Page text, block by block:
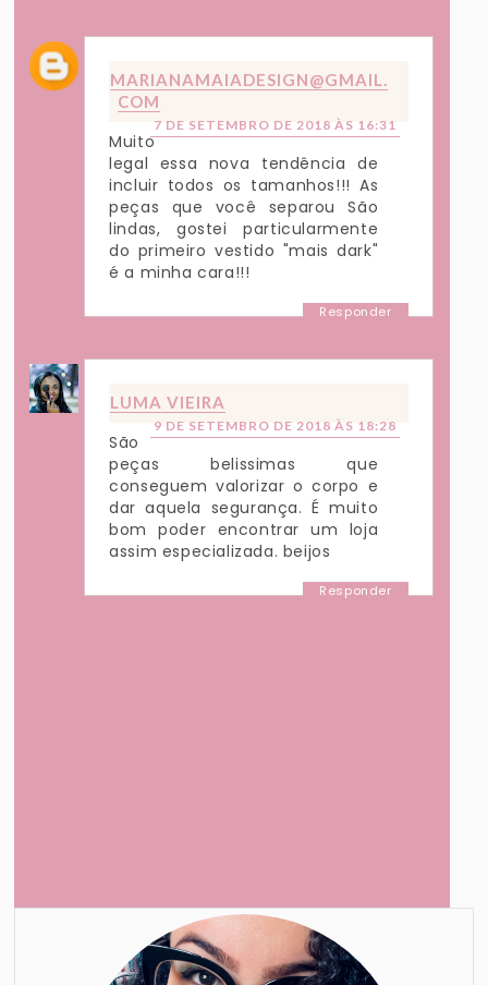
MARIANAMAIADESIGN@GMAIL.
COM
7 DE SETEMBRO DE 2018 ÀS 16:31
Muito
legal essa nova tendência de
incluir todos os tamanhos!!! As
peças que você separou São
lindas, gostei particularmente
do primeiro vestido "mais dark"
é a minha cara!!!
Responder
LUMA VIEIRA
9 DE SETEMBRO DE 2018 ÀS 18:28
São
peças belissimas que
conseguem valorizar o corpo e
dar aquela segurança. É muito
bom poder encontrar um loja
assim especializada. beijos
Responder